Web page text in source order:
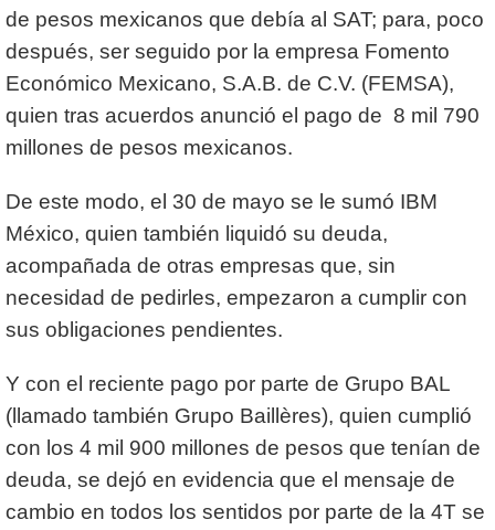
de pesos mexicanos que debía al SAT; para, poco
después, ser seguido por la empresa Fomento
Económico Mexicano, S.A.B. de C.V. (FEMSA),
quien tras acuerdos anunció el pago de 8 mil 790
millones de pesos mexicanos.
De este modo, el 30 de mayo se le sumó IBM
México, quien también liquidó su deuda,
acompañada de otras empresas que, sin
necesidad de pedirles, empezaron a cumplir con
sus obligaciones pendientes.
Y con el reciente pago por parte de Grupo BAL
(llamado también Grupo Baillères), quien cumplió
con los 4 mil 900 millones de pesos que tenían de
deuda, se dejó en evidencia que el mensaje de
cambio en todos los sentidos por parte de la 4T se